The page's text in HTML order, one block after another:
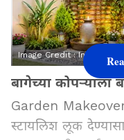
Image Credit :
बागेच्या
Garden Makeover
स्टायलिश लूक